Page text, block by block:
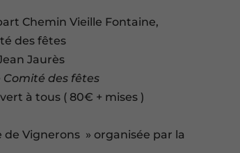
Chemin Vieille Fontaine,
des fêtes
Jaurès
Comité des fêtes
à tous ( 80€ + mises )
de Vignerons » organisée par la